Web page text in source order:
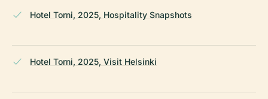
Hotel Torni, 2025, Hospitality Snapshots
Hotel Torni, 2025, Visit Helsinki